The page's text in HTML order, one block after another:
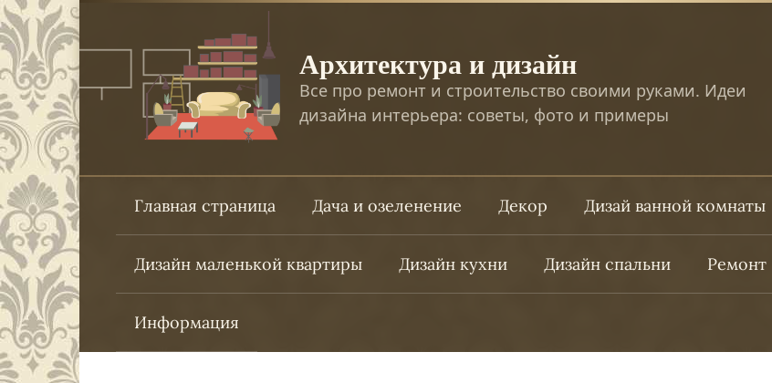
Перейти
к
контенту
Архитектура и дизайн
Все про ремонт и строительство своими руками. Идеи
дизайна интерьера: советы, фото и примеры
Главная страница Дача и озеленение Декор Дизай ванной комнаты
Дизайн маленькой квартиры Дизайн кухни Дизайн спальни Ремонт
Информация